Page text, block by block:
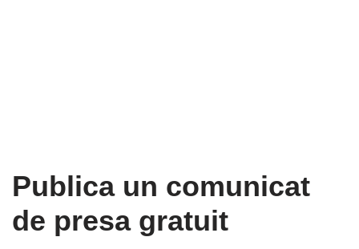
Publica un comunicat
de presa gratuit